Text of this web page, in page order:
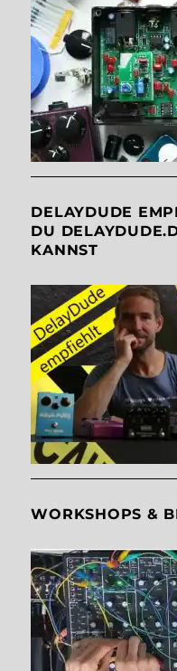
DELAYDUDE
DU
KANNST
WORKSHOPS &